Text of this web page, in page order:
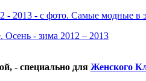
- 2013 - с фото. Самые модные в
- зима 2012 – 2013
- специально для Женского